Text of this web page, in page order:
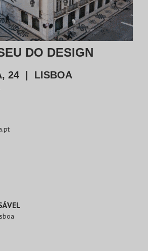
DO DESIGN
24 LISBOA